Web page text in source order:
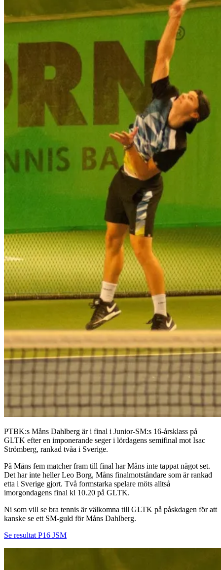
PTBK:s Måns Dahlberg är i final i Junior-SM:s 16-årsklass på
GLTK efter en imponerande seger i lördagens semifinal mot Isac
Strömberg, rankad tvåa i Sverige.
På Måns fem matcher fram till final har Måns inte tappat något set.
Det har inte heller Leo Borg, Måns finalmotståndare som är rankad
etta i Sverige gjort. Två formstarka spelare möts alltså
imorgondagens final kl 10.20 på GLTK.
Ni som vill se bra tennis är välkomna till GLTK på påskdagen för att
kanske se ett SM-guld för Måns Dahlberg.
Se resultat P16 JSM